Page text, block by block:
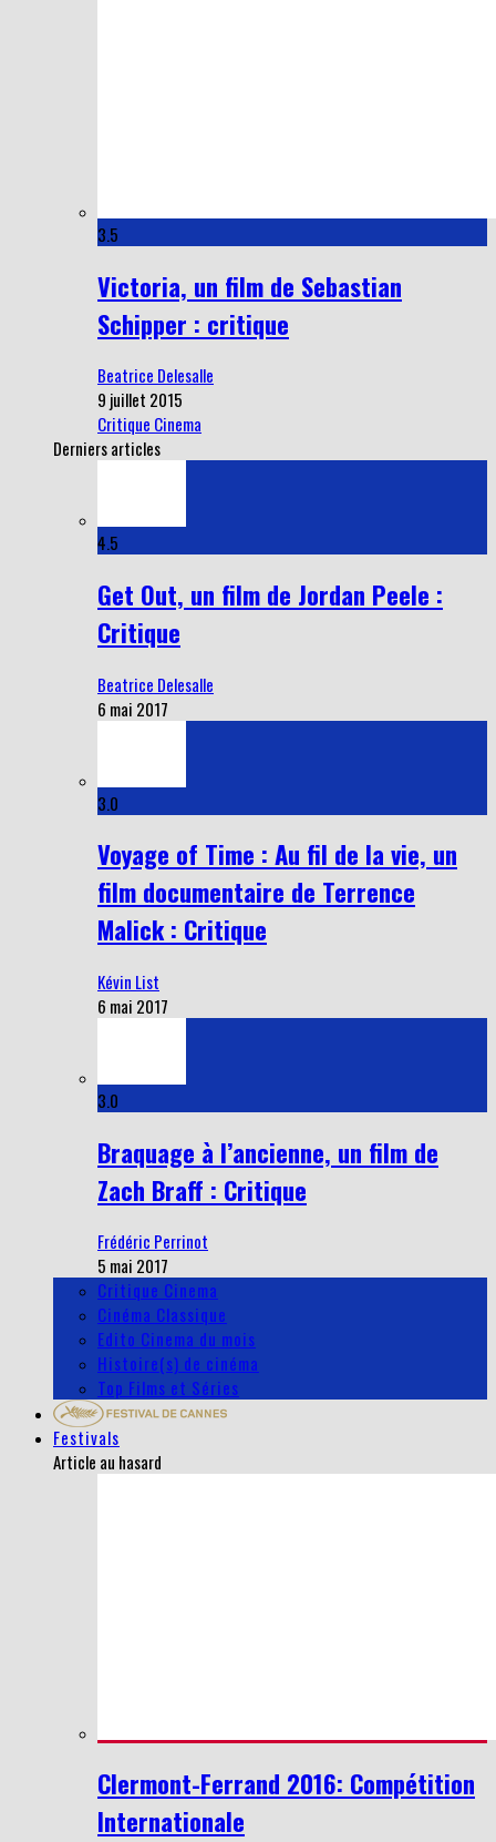
3.5
Victoria, un film de Sebastian
Schipper : critique
Beatrice Delesalle
9 juillet 2015
Critique Cinema
Derniers articles
4.5
Get Out, un film de Jordan Peele :
Critique
Beatrice Delesalle
6 mai 2017
3.0
Voyage of Time : Au fil de la vie, un
film documentaire de Terrence
Malick : Critique
Kévin List
6 mai 2017
3.0
Braquage à l’ancienne, un film de
Zach Braff : Critique
Frédéric Perrinot
5 mai 2017
Critique Cinema
Cinéma Classique
Edito Cinema du mois
Histoire(s) de cinéma
Top Films et Séries
Festivals
Article au hasard
Clermont-Ferrand 2016: Compétition
Internationale